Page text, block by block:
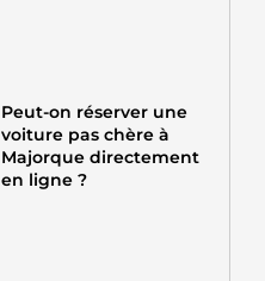
Peut-on réserver une
voiture pas chère à
Majorque directement
en ligne ?